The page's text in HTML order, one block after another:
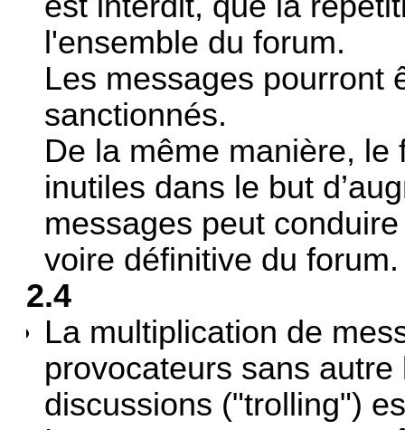
l'ensemble du forum.
Les messages pourront
sanctionnés.
De la même manière,
inutiles dans le but
messages peut
voire définitive du forum.
2.4
La multiplication de
provocateurs sans
discussions ("trolling")